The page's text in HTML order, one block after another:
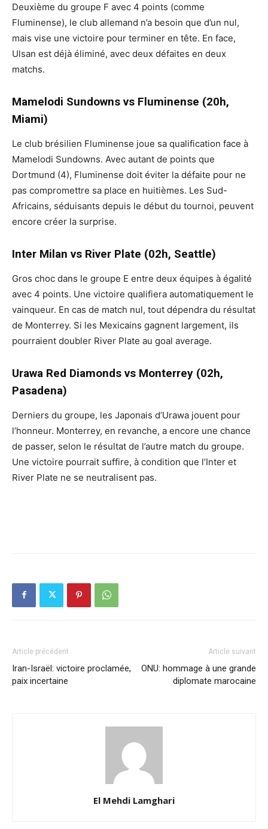
Deuxième du groupe F avec 4 points (comme
Fluminense), le club allemand n’a besoin que d’un nul,
mais vise une victoire pour terminer en tête. En face,
Ulsan est déjà éliminé, avec deux défaites en deux
matchs.
Mamelodi Sundowns vs Fluminense (20h,
Miami)
Le club brésilien Fluminense joue sa qualification face à
Mamelodi Sundowns. Avec autant de points que
Dortmund (4), Fluminense doit éviter la défaite pour ne
pas compromettre sa place en huitièmes. Les Sud-
Africains, séduisants depuis le début du tournoi, peuvent
encore créer la surprise.
Inter Milan vs River Plate (02h, Seattle)
Gros choc dans le groupe E entre deux équipes à égalité
avec 4 points. Une victoire qualifiera automatiquement le
vainqueur. En cas de match nul, tout dépendra du résultat
de Monterrey. Si les Mexicains gagnent largement, ils
pourraient doubler River Plate au goal average.
Urawa Red Diamonds vs Monterrey (02h,
Pasadena)
Derniers du groupe, les Japonais d’Urawa jouent pour
l’honneur. Monterrey, en revanche, a encore une chance
de passer, selon le résultat de l’autre match du groupe.
Une victoire pourrait suffire, à condition que l’Inter et
River Plate ne se neutralisent pas.
Article précédent
Iran-Israël: victoire proclamée,
paix incertaine
Article suivant
ONU: hommage à une grande
diplomate marocaine
El Mehdi Lamghari